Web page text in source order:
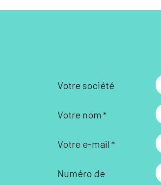
Votre société
Votre nom *
Votre e-mail *
Numéro de